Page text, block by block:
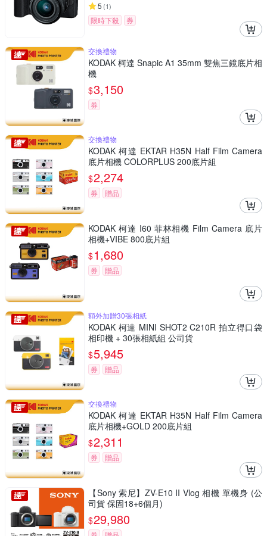
5 (1)
限時下殺 券
交換禮物
KODAK 柯達 Snapic A1 35mm 雙焦三鏡底片相
機
$3,150
券
交換禮物
KODAK 柯達 EKTAR H35N Half Film Camera
底片相機 COLORPLUS 200底片組
$2,274
券 贈品
KODAK 柯達 I60 菲林相機 Film Camera 底片
相機+VIBE 800底片組
$1,680
券 贈品
額外加贈30張相紙
KODAK 柯達 MINI SHOT2 C210R 拍立得口袋
相印機 + 30張相紙組 公司貨
$5,945
券 贈品
交換禮物
KODAK 柯達 EKTAR H35N Half Film Camera
底片相機+GOLD 200底片組
$2,311
券 贈品
【Sony 索尼】ZV-E10 II Vlog 相機 單機身 (公
司貨 保固18+6個月)
$29,980